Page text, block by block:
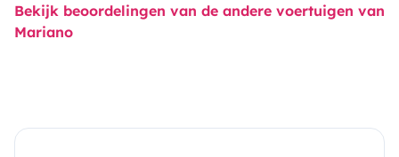
Bekijk beoordelingen van de andere voertuigen van
Mariano